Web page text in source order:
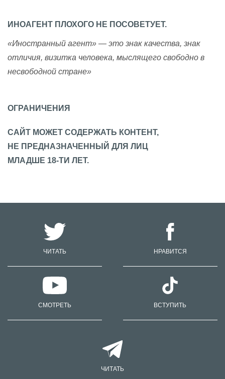
ИНОАГЕНТ ПЛОХОГО НЕ ПОСОВЕТУЕТ.
«Иностранный агент» — это знак качества, знак
отличия, визитка человека, мыслящего свободно в
несвободной стране»
ОГРАНИЧЕНИЯ
САЙТ МОЖЕТ СОДЕРЖАТЬ КОНТЕНТ,
НЕ ПРЕДНАЗНАЧЕННЫЙ ДЛЯ ЛИЦ
МЛАДШЕ 18-ТИ ЛЕТ.
ЧИТАТЬ НРАВИТСЯ
СМОТРЕТЬ ВСТУПИТЬ
ЧИТАТЬ